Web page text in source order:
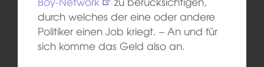
durch welches der eine oder andere
Politiker einen Job kriegt. – An und für
sich komme das Geld also an.